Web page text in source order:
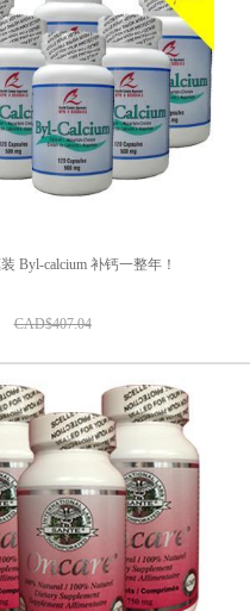
Byl-calcium 补钙一整年！
CAD$407.04